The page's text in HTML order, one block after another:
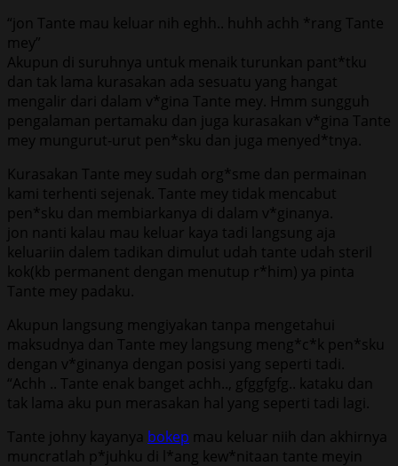
“jon Tante mau keluar nih eghh.. huhh achh *rang Tante
mey”
Akupun di suruhnya untuk menaik turunkan pant*tku
dan tak lama kurasakan ada sesuatu yang hangat
mengalir dari dalam v*gina Tante mey. Hmm sungguh
pengalaman pertamaku dan juga kurasakan v*gina Tante
mey mungurut-urut pen*sku dan juga menyed*tnya.
Kurasakan Tante mey sudah org*sme dan permainan
kami terhenti sejenak. Tante mey tidak mencabut
pen*sku dan membiarkanya di dalam v*ginanya.
jon nanti kalau mau keluar kaya tadi langsung aja
keluariin dalem tadikan dimulut udah tante udah steril
kok(kb permanent dengan menutup r*him) ya pinta
Tante mey padaku.
Akupun langsung mengiyakan tanpa mengetahui
maksudnya dan Tante mey langsung meng*c*k pen*sku
dengan v*ginanya dengan posisi yang seperti tadi.
“Achh .. Tante enak banget achh.., gfggfgfg.. kataku dan
tak lama aku pun merasakan hal yang seperti tadi lagi.
Tante johny kayanya bokep mau keluar niih dan akhirnya
muncratlah p*juhku di l*ang kew*nitaan tante meyin